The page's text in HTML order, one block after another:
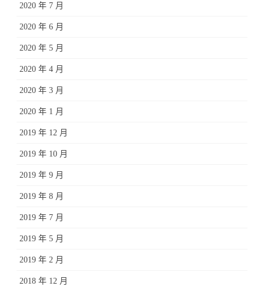
2020 年 7 月
2020 年 6 月
2020 年 5 月
2020 年 4 月
2020 年 3 月
2020 年 1 月
2019 年 12 月
2019 年 10 月
2019 年 9 月
2019 年 8 月
2019 年 7 月
2019 年 5 月
2019 年 2 月
2018 年 12 月